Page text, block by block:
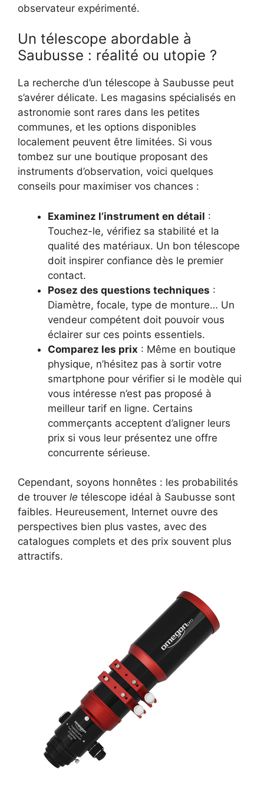
observateur expérimenté.
Un télescope abordable à
Saubusse : réalité ou utopie ?
La recherche d’un télescope à Saubusse peut
s’avérer délicate. Les magasins spécialisés en
astronomie sont rares dans les petites
communes, et les options disponibles
localement peuvent être limitées. Si vous
tombez sur une boutique proposant des
instruments d’observation, voici quelques
conseils pour maximiser vos chances :
Examinez l’instrument en détail :
Touchez-le, vérifiez sa stabilité et la
qualité des matériaux. Un bon télescope
doit inspirer confiance dès le premier
contact.
Posez des questions techniques :
Diamètre, focale, type de monture… Un
vendeur compétent doit pouvoir vous
éclairer sur ces points essentiels.
Comparez les prix : Même en boutique
physique, n’hésitez pas à sortir votre
smartphone pour vérifier si le modèle qui
vous intéresse n’est pas proposé à
meilleur tarif en ligne. Certains
commerçants acceptent d’aligner leurs
prix si vous leur présentez une offre
concurrente sérieuse.
Cependant, soyons honnêtes : les probabilités
de trouver le télescope idéal à Saubusse sont
faibles. Heureusement, Internet ouvre des
perspectives bien plus vastes, avec des
catalogues complets et des prix souvent plus
attractifs.